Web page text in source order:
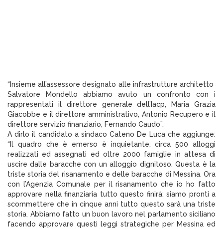
“Insieme all’assessore designato alle infrastrutture architetto
Salvatore Mondello abbiamo avuto un confronto con i
rappresentati il direttore generale dell’Iacp, Maria Grazia
Giacobbe e il direttore amministrativo, Antonio Recupero e il
direttore servizio finanziario, Fernando Caudo”.
A dirlo il candidato a sindaco Cateno De Luca che aggiunge:
“Il quadro che è emerso è inquietante: circa 500 alloggi
realizzati ed assegnati ed oltre 2000 famiglie in attesa di
uscire dalle baracche con un alloggio dignitoso. Questa è la
triste storia del risanamento e delle baracche di Messina. Ora
con l’Agenzia Comunale per il risanamento che io ho fatto
approvare nella finanziaria tutto questo finirà: siamo pronti a
scommettere che in cinque anni tutto questo sarà una triste
storia. Abbiamo fatto un buon lavoro nel parlamento siciliano
facendo approvare questi leggi strategiche per Messina ed